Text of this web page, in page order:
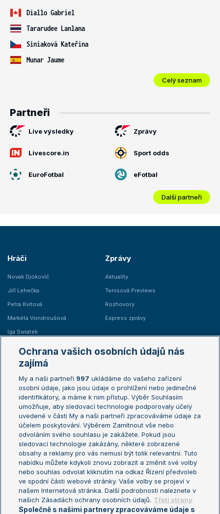
Diallo Gabriel
Tararudee Lanlana
Siniaková Kateřina
Munar Jaume
Celý seznam
Partneři
Live výsledky Zprávy
Livescore.in Sport odds
EuroFotbal eFotbal
Další partneři
Hráči
Novak Djokovič
Jiří Lehečka
Petra Kvitová
Markéta Vondroušová
Iga Swiatek
Zprávy
Aktuality
Tenisová Previews
Rozhovory
Express zprávy
Žebříčky
Žebříček ATP (muži)
Žebříček WTA (ženy)
Sázkařský žebříček
Australian Open
French Open
Wimbledon
US Open
Turnaj mistrů
Turnaj mistryň
Aktualní trendy
Fotbalové přestupy
Livesport Daily
LS Prague Open
Ochrana vašich osobních údajů nás
zajímá
My a naši partneři 997 ukládáme do vašeho zařízení
osobní údaje, jako jsou údaje o prohlížení nebo jedinečné
identifikátory, a máme k nim přístup. Výběr Souhlasím
umožňuje, aby sledovací technologie podporovaly účely
uvedené v části My a naši partneři zpracováváme údaje za
účelem poskytování. Výběrem Zamítnout vše nebo
odvoláním svého souhlasu je zakážete. Pokud jsou
sledovací technologie zakázány, některé zobrazené
obsahy a reklamy pro vás nemusí být tolik relevantní. Tuto
nabídku můžete kdykoli znovu zobrazit a změnit své volby
nebo souhlas odvolat kliknutím na odkaz Řízení předvoleb
ve spodní části webové stránky. Vaše volby se projeví v
našem Internetová stránka. Další podrobnosti naleznete v
našich Zásadách ochrany osobních údajů. Třetí strany
Společně s našimi partnery zpracováváme údaje s